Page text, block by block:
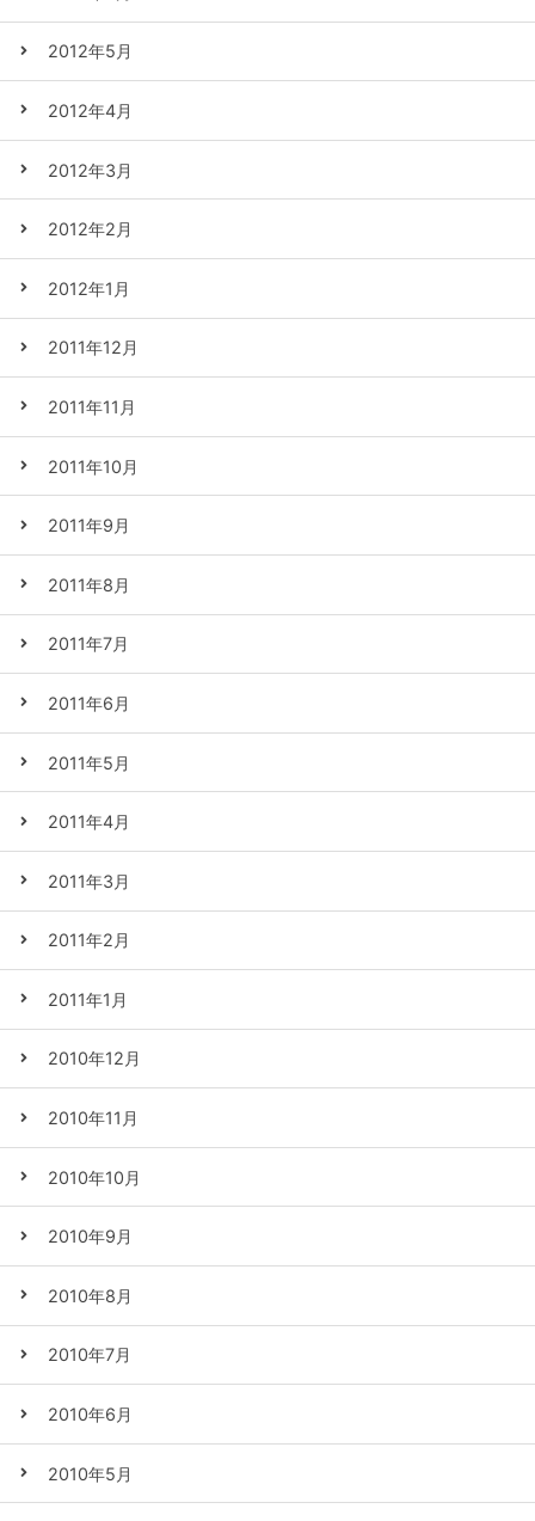
2012年5月
2012年4月
2012年3月
2012年2月
2012年1月
2011年12月
2011年11月
2011年10月
2011年9月
2011年8月
2011年7月
2011年6月
2011年5月
2011年4月
2011年3月
2011年2月
2011年1月
2010年12月
2010年11月
2010年10月
2010年9月
2010年8月
2010年7月
2010年6月
2010年5月